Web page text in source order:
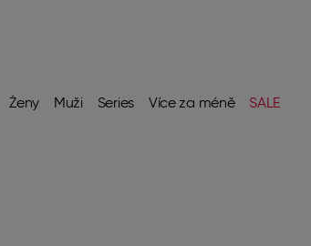
Ženy Muži Series Více za méně SALE